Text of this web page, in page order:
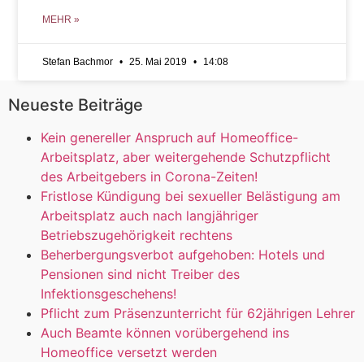
Neueste Beiträge
Kein genereller Anspruch auf Homeoffice-
Arbeitsplatz, aber weitergehende Schutzpflicht
des Arbeitgebers in Corona-Zeiten!
Fristlose Kündigung bei sexueller Belästigung am
Arbeitsplatz auch nach langjähriger
Betriebszugehörigkeit rechtens
Beherbergungsverbot aufgehoben: Hotels und
Pensionen sind nicht Treiber des
Infektionsgeschehens!
Pflicht zum Präsenzunterricht für 62jährigen Lehrer
Auch Beamte können vorübergehend ins
Homeoffice versetzt werden
MEHR »
Stefan Bachmor 25. Mai 2019 14:08